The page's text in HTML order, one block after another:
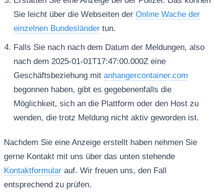
Sie leicht über die Webseiten der Online Wache der
einzelnen Bundesländertun.
Falls Sie nach nach dem Datum der Meldungen, also
nach dem 2025-01-01T17:47:00.000Z eine
Geschäftsbeziehung mit anhangercontainer.com
begonnen haben, gibt es gegebenenfalls die
Möglichkeit, sich an die Plattform oder den Host zu
wenden, die trotz Meldung nicht aktiv geworden ist.
Nachdem Sie eine Anzeige erstellt haben nehmen Sie
gerne Kontakt mit uns über das unten stehende
Kontaktformularauf. Wir freuen uns, den Fall
entsprechend zu prüfen.